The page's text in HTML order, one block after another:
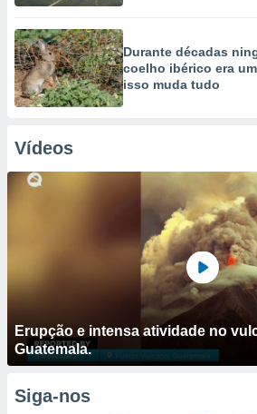
Durante décadas
coelho ibérico era
isso muda tudo
Vídeos
Erupção e intensa atividade no
Guatemala.
Siga-nos